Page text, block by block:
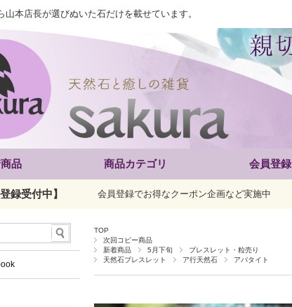
山本店長が選びぬいた石だけを載せています。
品 商品カテゴリ 会員登録
録受付中】 会員登録でお得なクーポン企画など実施中
TOP
次回コピー商品
新着商品
5月下旬
ブレスレット・粒売り
天然石ブレスレット
ア行天然石 アパタイト